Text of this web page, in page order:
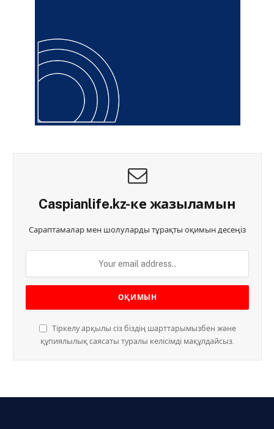
Caspianlife.kz-ке жазыламын
Сараптамалар мен шолуларды тұрақты оқимын десеңіз
Тіркелу арқылы сіз біздің шарттарымызбен және
құпиялылық саясаты туралы келісімді мақұлдайсыз.